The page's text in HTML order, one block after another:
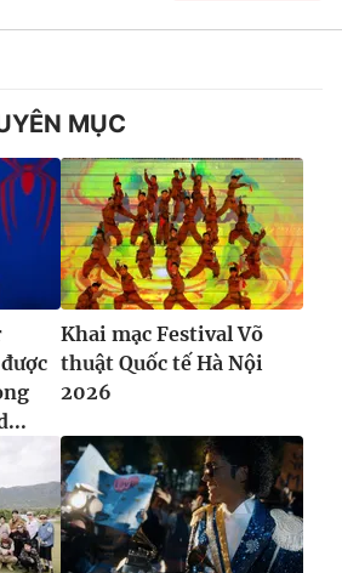
MỤC
Khai mạc Festival Võ
thuật Quốc tế Hà Nội
2026